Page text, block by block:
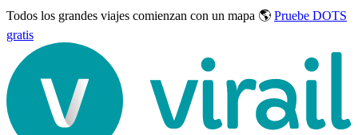
Todos los grandes viajes comienzan con un mapa 🌎 Pruebe DOTS
gratis